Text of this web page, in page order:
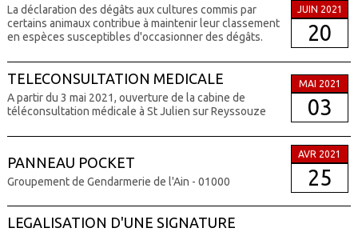
La déclaration des dégâts aux cultures commis par
certains animaux contribue à maintenir leur classement
en espèces susceptibles d'occasionner des dégâts.
JUIN 2021
20
TELECONSULTATION MEDICALE
A partir du 3 mai 2021, ouverture de la cabine de
téléconsultation médicale à St Julien sur Reyssouze
MAI 2021
03
PANNEAU POCKET
Groupement de Gendarmerie de l'Ain - 01000
AVR 2021
25
LEGALISATION D'UNE SIGNATURE